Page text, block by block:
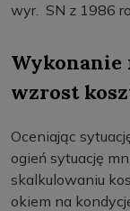
wyr. SN z 1986
wzrost
Oceniając
ogień sytuację
skalkulowaniu
okiem na